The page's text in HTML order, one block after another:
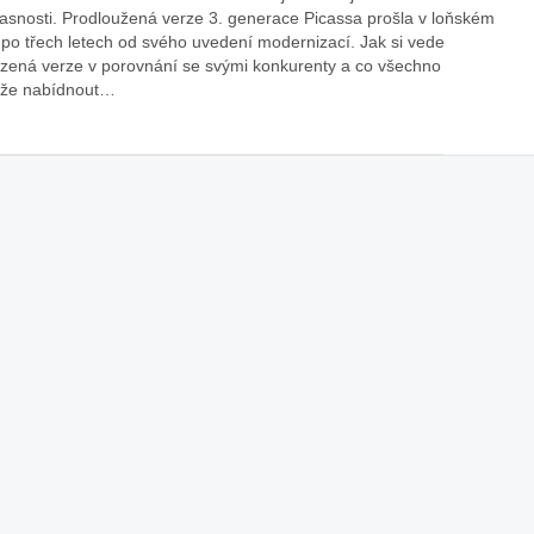
Prodloužená verze 3. generace Picassa prošla v loňském
třech letech od svého uvedení modernizací. Jak si vede
verze v porovnání se svými konkurenty a co všechno
nabídnout…
správného poutání
autosedačky
Zabavte děti na cestách